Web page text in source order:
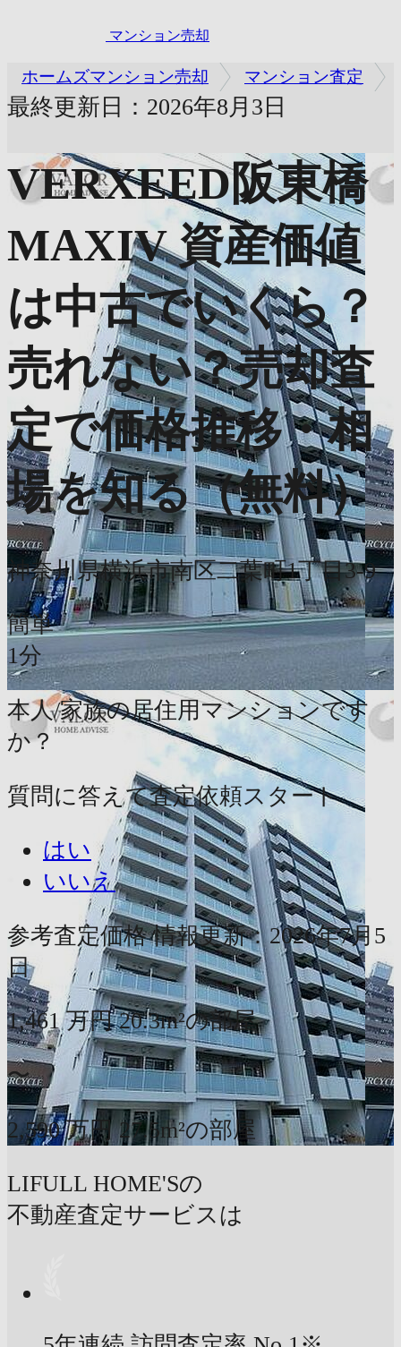
マンション売却
ホームズマンション売却 マンション査定
最終更新日：2026年8月3日
VERXEED阪東橋
MAXIV 資産価値
は中古でいくら？
売れない？売却査
定で価格推移・相
場を知る（無料）
神奈川県横浜市南区二葉町1丁目3-9
簡単
1分
本人/家族の居住用マンションです
か？
質問に答えて査定依頼スタート
はい
いいえ
参考査定価格 情報更新：2026年7月5
日
1,461 万円 20.3m²の部屋
〜
2,590 万円 27.5m²の部屋
LIFULL HOME'Sの
不動産査定サービスは